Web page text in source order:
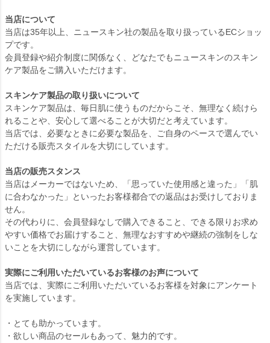
当店について
当店は35年以上、ニュースキン社の製品を取り扱っているECショッ
プです。
会員登録や紹介制度に関係なく、どなたでもニュースキンのスキン
ケア製品をご購入いただけます。
スキンケア製品の取り扱いについて
スキンケア製品は、毎日肌に使うものだからこそ、無理なく続けら
れることや、安心して選べることが大切だと考えています。
当店では、必要なときに必要な製品を、ご自身のペースで選んでい
ただける販売スタイルを大切にしています。
当店の販売スタンス
当店はメーカーではないため、「思っていた使用感と違った」「肌
に合わなかった」といったお客様都合での返品はお受けしておりま
せん。
その代わりに、会員登録なしで購入できること、できる限りお求め
やすい価格でお届けすること、無理なおすすめや継続の強制をしな
いことを大切にしながら運営しています。
実際にご利用いただいているお客様のお声について
当店では、実際にご利用いただいているお客様を対象にアンケート
を実施しています。
・とても助かっています。
・欲しい商品のセールもあって、魅力的です。